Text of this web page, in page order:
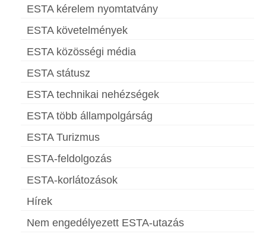
ESTA kérelem nyomtatvány
ESTA követelmények
ESTA közösségi média
ESTA státusz
ESTA technikai nehézségek
ESTA több állampolgárság
ESTA Turizmus
ESTA-feldolgozás
ESTA-korlátozások
Hírek
Nem engedélyezett ESTA-utazás